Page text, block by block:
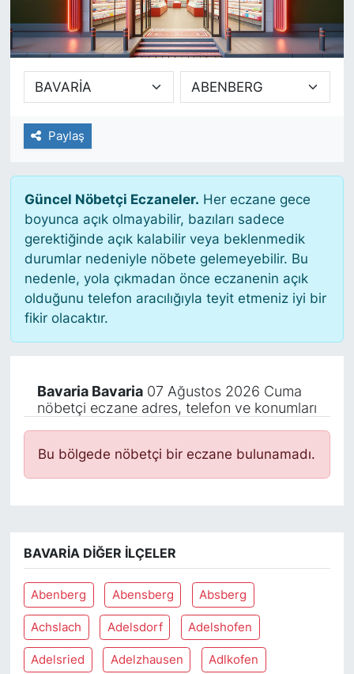
Paylaş
Güncel Nöbetçi Eczaneler. Her eczane gece
boyunca açık olmayabilir, bazıları sadece
gerektiğinde açık kalabilir veya beklenmedik
durumlar nedeniyle nöbete gelemeyebilir. Bu
nedenle, yola çıkmadan önce eczanenin açık
olduğunu telefon aracılığıyla teyit etmeniz iyi bir
fikir olacaktır.
Bavaria Bavaria07 Ağustos 2026 Cuma
nöbetçi eczane adres, telefon ve konumları
Bu bölgede nöbetçi bir eczane bulunamadı.
BAVARIA DIĞER İLÇELER
Abenberg Abensberg Absberg
Achslach Adelsdorf Adelshofen
Adelsried Adelzhausen Adlkofen
SİYASET
SAĞLIK